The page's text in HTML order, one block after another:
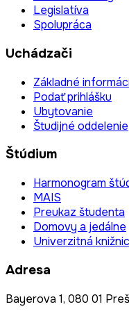
Legislatíva
Spolupráca
Uchádzači
Základné
Podať prihlášku
Ubytovanie
Študijné oddelenie
Štúdium
Harmonogram
MAIS
Preukaz študenta
Domovy a jedálne
Univerzitná
Adresa
Bayerova 1, 080 01